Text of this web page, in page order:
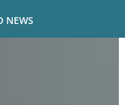
NEWS